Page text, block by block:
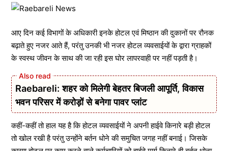
आए दिन कई विभागों के अधिकारी इनके होटल एवं मिष्ठान की दुकानों पर रौनक
बढ़ाते हुए नजर आते हैं, परंतु उनकी भी नजर होटल व्यवसाईयों के द्वारा ग्राहकों
के स्वस्थ जीवन के साथ की जा रही इस घोर लापरवाही पर नहीं पड़ती है।
Raebareli: शहर को मिलेगी बेहतर बिजली आपूर्ति, विकास
भवन परिसर में करोड़ों से बनेगा पावर प्लांट
कहीं-कहीं तो हाल यह है कि होटल व्यवसाईयों ने अपनी हाईवे किनारे बड़ी होटल
तो खोल रखी है परंतु उन्होंने बर्तन धोने की समुचित जगह नहीं बनाई। जिसके